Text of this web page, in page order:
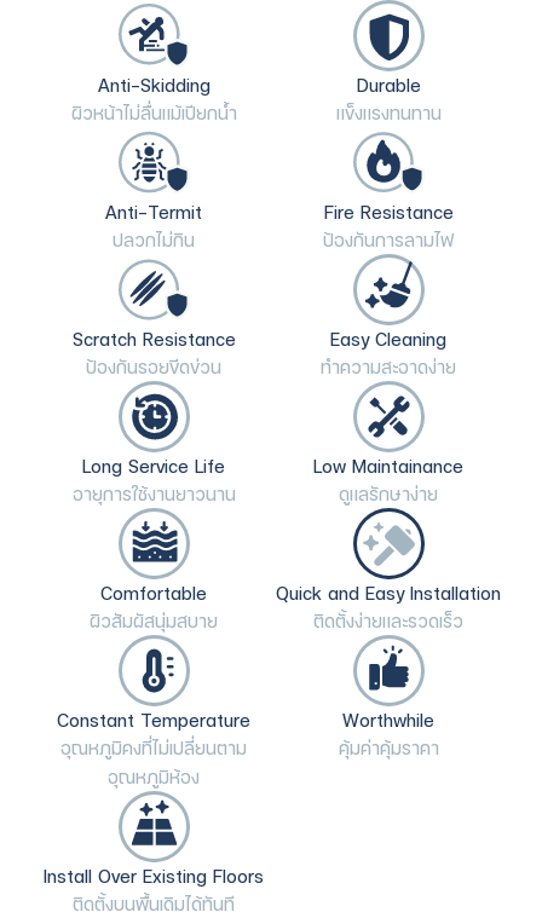
Anti-Skidding
ผิวหน้าไม่ลื่นแม้เปียกน้ำ
Durable
แข็งแรงทนทาน
Anti-Termit
ปลวกไม่กิน
Fire Resistance
ป้องกันการลามไฟ
Scratch Resistance
ป้องกันรอยขีดข่วน
Easy Cleaning
ทำความสะอาดง่าย
Long Service Life
อายุการใช้งานยาวนาน
Low Maintainance
ดูแลรักษาง่าย
Comfortable
ผิวสัมผัสนุ่มสบาย
Quick and Easy Installation
ติดตั้งง่ายและรวดเร็ว
Constant Temperature
อุณหภูมิคงที่ไม่เปลี่ยนตาม
อุณหภูมิห้อง
Worthwhile
คุ้มค่าคุ้มราคา
Install Over Existing Floors
ติดตั้งบนพื้นเดิมได้ทันที